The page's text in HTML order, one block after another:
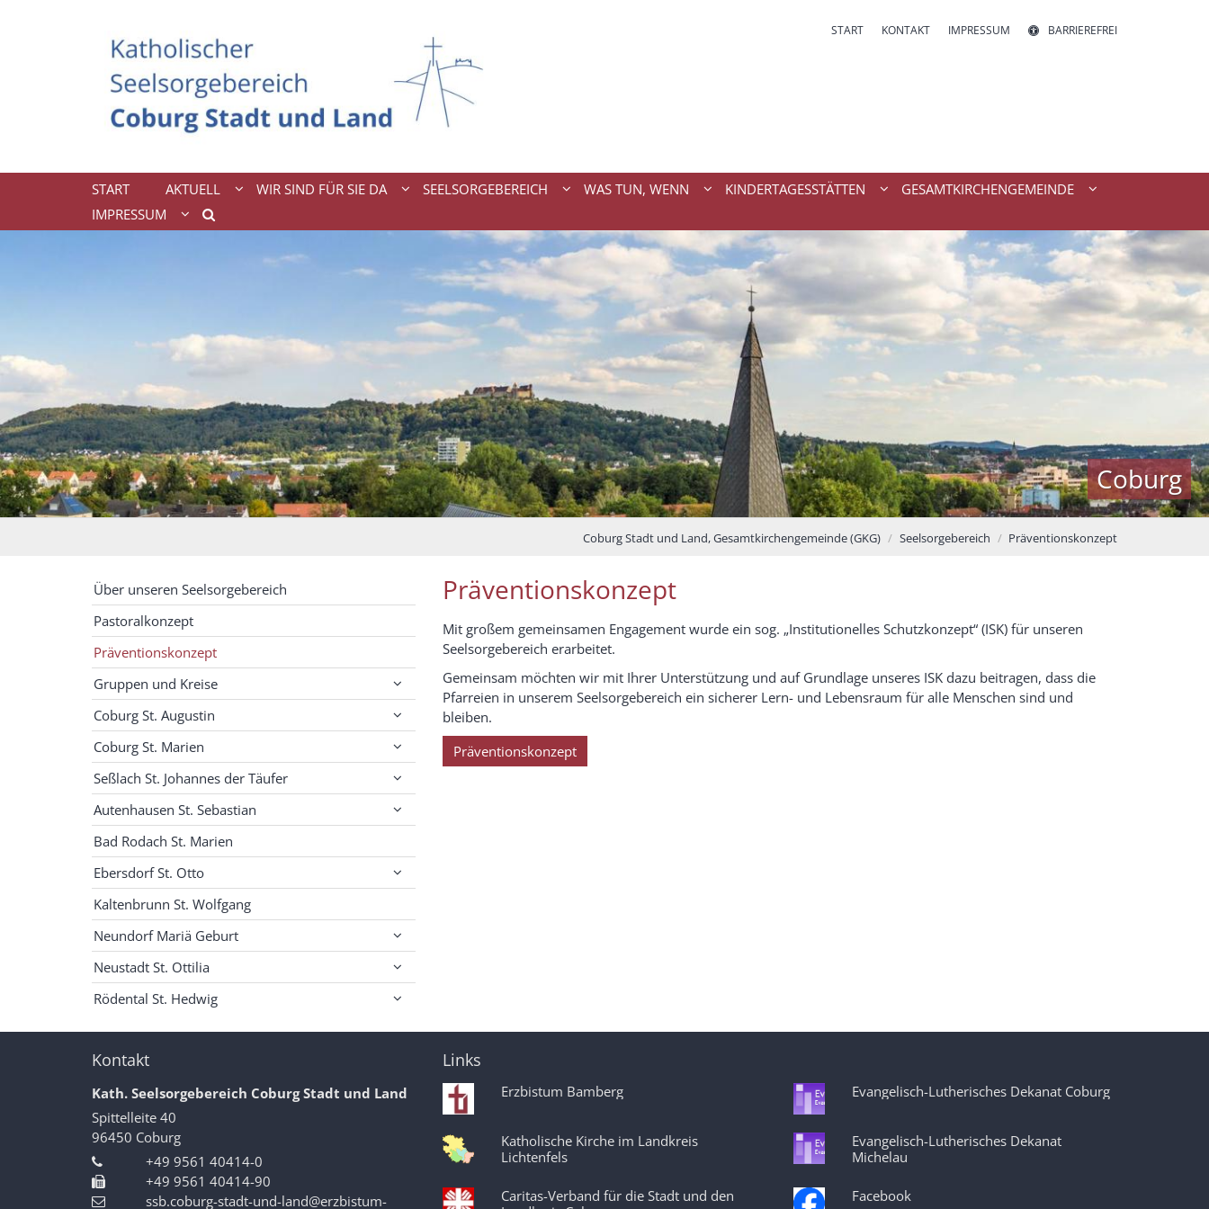
START KONTAKT IMPRESSUM BARRIEREFREI
START AKTUELL WIR SIND FÜR SIE DA SEELSORGEBEREICH WAS TUN, WENN KINDERTAGESSTÄTTEN
GESAMTKIRCHENGEMEINDE
IMPRESSUM
Coburg
Coburg Stadt und Land, Gesamtkirchengemeinde (GKG) Seelsorgebereich Präventionskonzept
Präventionskonzept
Mit großem gemeinsamen Engagement wurde ein sog. „Institutionelles Schutzkonzept“ (ISK) für unseren
Seelsorgebereich erarbeitet.
Gemeinsam möchten wir mit Ihrer Unterstützung und auf Grundlage unseres ISK dazu beitragen, dass die
Pfarreien in unserem Seelsorgebereich ein sicherer Lern- und Lebensraum für alle Menschen sind und
bleiben.
Präventionskonzept
Über unseren Seelsorgebereich
Pastoralkonzept
Präventionskonzept
Gruppen und Kreise
Coburg St. Augustin
Coburg St. Marien
Seßlach St. Johannes der Täufer
Autenhausen St. Sebastian
Bad Rodach St. Marien
Ebersdorf St. Otto
Kaltenbrunn St. Wolfgang
Neundorf Mariä Geburt
Neustadt St. Ottilia
Rödental St. Hedwig
Kontakt
Kath. Seelsorgebereich Coburg Stadt und Land
Spittelleite 40
96450 Coburg
+49 9561 40414-0
+49 9561 40414-90
ssb.coburg-stadt-und-land@erzbistum-
Links
Erzbistum Bamberg
Katholische Kirche im Landkreis
Lichtenfels
Caritas-Verband für die Stadt und den
Evangelisch-Lutherisches Dekanat Coburg
Evangelisch-Lutherisches Dekanat
Michelau
Facebook